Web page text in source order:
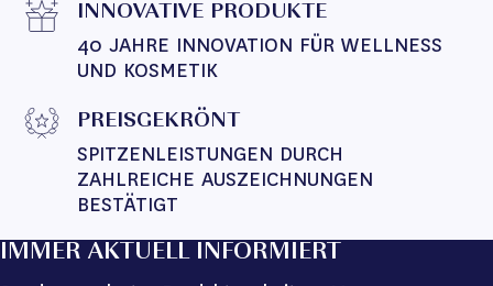
INNOVATIVE PRODUKTE
40 JAHRE INNOVATION FÜR WELLNESS
UND KOSMETIK
PREISGEKRÖNT
SPITZENLEISTUNGEN DURCH
ZAHLREICHE AUSZEICHNUNGEN
BESTÄTIGT
IMMER AKTUELL INFORMIERT